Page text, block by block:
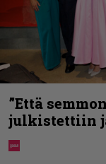
”Että
julkistettiin